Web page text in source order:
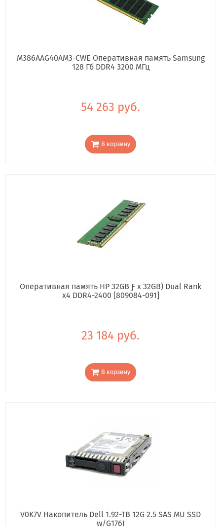
M386AAG40AM3-CWE Оперативная память Samsung
128 Гб DDR4 3200 МГц
54 263 руб.
В корзину
Оперативная память HP 32GB Ƒ x 32GB) Dual Rank
x4 DDR4-2400 [809084-091]
23 184 руб.
В корзину
V0K7V Накопитель Dell 1.92-TB 12G 2.5 SAS MU SSD
w/G176J